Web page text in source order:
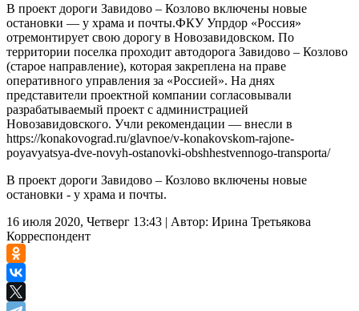
В проект дороги Завидово – Козлово включены новые
остановки — у храма и почты.ФКУ Упрдор «Россия»
отремонтирует свою дорогу в Новозавидовском. По
территории поселка проходит автодорога Завидово – Козлово
(старое направление), которая закреплена на праве
оперативного управления за «Россией». На днях
представители проектной компании согласовывали
разрабатываемый проект с администрацией
Новозавидовского. Учли рекомендации — внесли в
https://konakovograd.ru/glavnoe/v-konakovskom-rajone-
poyavyatsya-dve-novyh-ostanovki-obshhestvennogo-transporta/
В проект дороги Завидово – Козлово включены новые
остановки - у храма и почты.
16 июля 2020, Четверг 13:43 | Автор: Ирина Третьякова
Корреспондент